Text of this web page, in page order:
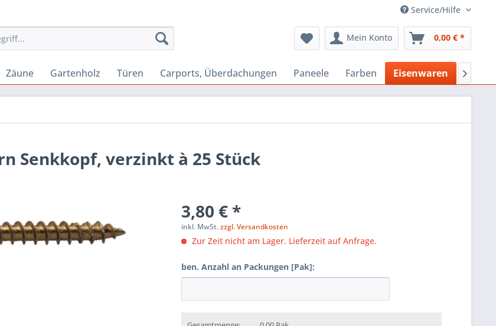
Service/Hilfe
Mein Konto 0,00 € *
Zäune Gartenholz Türen Carports, Überdachungen Paneele Farben Eisenwaren 
Senkkopf, verzinkt à 25 Stück
3,80 € *
inkl. MwSt.zzgl. Versandkosten
Zur Zeit nicht am Lager. Lieferzeit auf Anfrage.
ben. Anzahl an Packungen [Pak]: